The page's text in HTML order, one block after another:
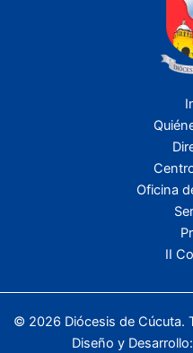
Oficina
II
© 2026 Diócesis de Cúcuta.
Diseño y Desarrollo: